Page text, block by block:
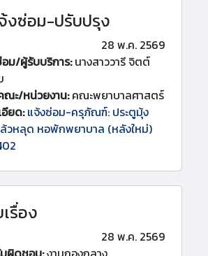
งซ่อม-ปรับปรุง
28 พ.ค. 2569
ม/ผู้รับบริการ:นางสาววารี จิตต์
ณะ/หน่วยงาน:คณะพยาบาลศาสตร์
อียด: แจ้งซ่อม-ครุภัณฑ์: ประตูมุ้ง
วหลุด หอพักพยาบาล (หลังใหม่)
รื่อง
28 พ.ค. 2569